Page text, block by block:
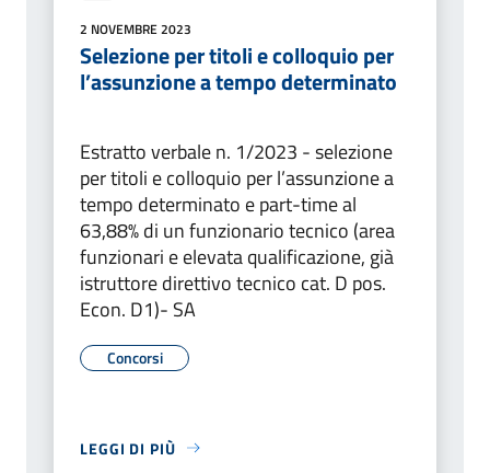
2 NOVEMBRE 2023
Selezione per titoli e colloquio per
l’assunzione a tempo determinato
Estratto verbale n. 1/2023 - selezione
per titoli e colloquio per l’assunzione a
tempo determinato e part-time al
63,88% di un funzionario tecnico (area
funzionari e elevata qualificazione, già
istruttore direttivo tecnico cat. D pos.
Econ. D1)- SA
Concorsi
LEGGI DI PIÙ